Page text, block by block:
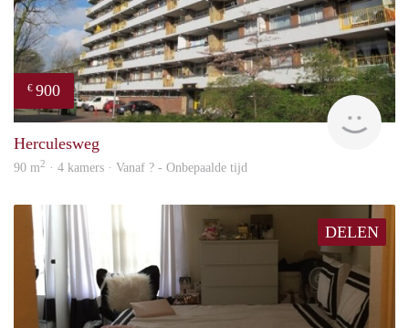
€ 900
rent
Herculesweg
90 m2 · 4 kamers · Vanaf ? - Onbepaalde tijd
DELEN